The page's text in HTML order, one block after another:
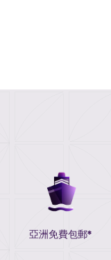
亞洲免費包郵*